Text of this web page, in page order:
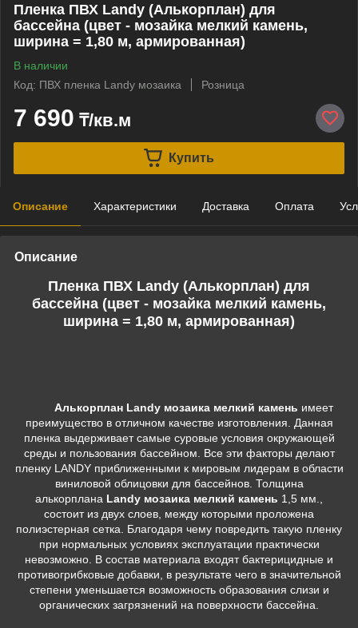
Пленка ПВХ Landy (Алькорплан) для
бассейна (цвет - мозайка мелкий камень,
ширина = 1,80 м, армированная)
В наличии
Код: ПВХ пленка Landy мозаика
Розница
7 690 ₸/кв.м
Купить
Описание Характеристики Доставка Оплата
Описание
Пленка ПВХ Landy (Алькорплан) для
бассейна (цвет - мозайка мелкий камень,
ширина = 1,80 м, армированная)
Алькорплан Landy мозаика мелкий камень имеет
преимущество в отличном качестве изготовления. Данная
пленка выдерживает самые суровые условия окружающей
среды и пользования бассейном. Все эти факторы делают
пленку LANDY приближенными к мировым лидерам в области
виниловой облицовки для бассейнов. Толщина
алькорплана Landy мозаика мелкий камень 1,5 мм.,
состоит из двух слоев, между которыми проложена
полиэстерная сетка. Благодаря чему повредить такую пленку
при нормальных условиях эксплуатации практически
невозможно. В состав материала входят бактерицидные и
противогрибковые добавки, в результате чего в значительной
степени уменьшается возможность образования слизи и
органических загрязнений на поверхности бассейна.